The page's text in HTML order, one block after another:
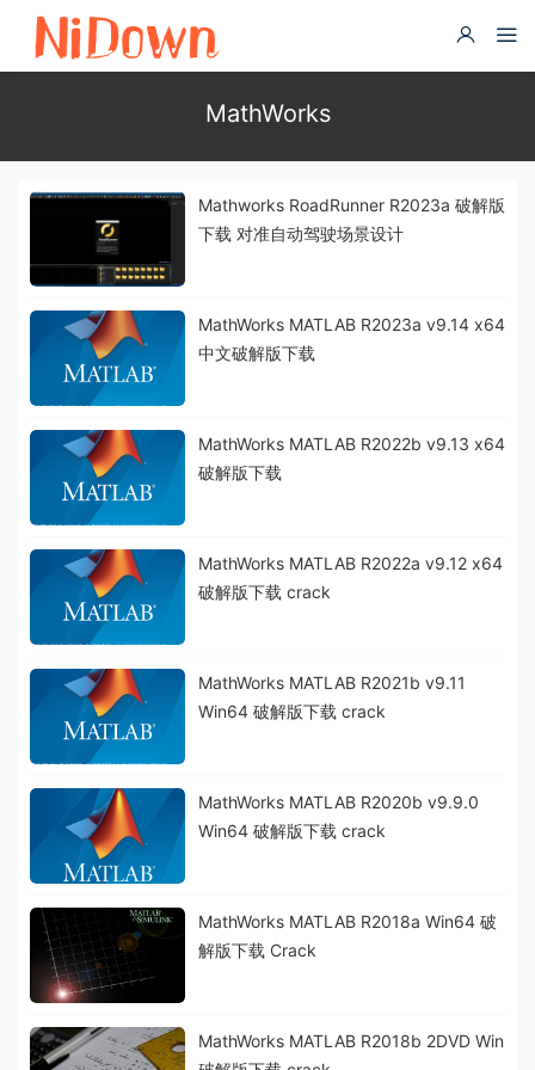
MathWorks
Mathworks RoadRunner R2023a 破解版
下载 对准自动驾驶场景设计
MathWorks MATLAB R2023a v9.14 x64
中文破解版下载
MathWorks MATLAB R2022b v9.13 x64
破解版下载
MathWorks MATLAB R2022a v9.12 x64
破解版下载 crack
MathWorks MATLAB R2021b v9.11
Win64 破解版下载 crack
MathWorks MATLAB R2020b v9.9.0
Win64 破解版下载 crack
MathWorks MATLAB R2018a Win64 破
解版下载 Crack
MathWorks MATLAB R2018b 2DVD Win